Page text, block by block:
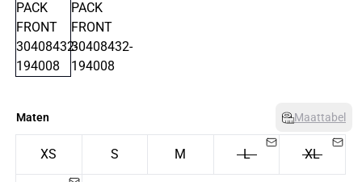
Maten Maattabel
XS S M L XL